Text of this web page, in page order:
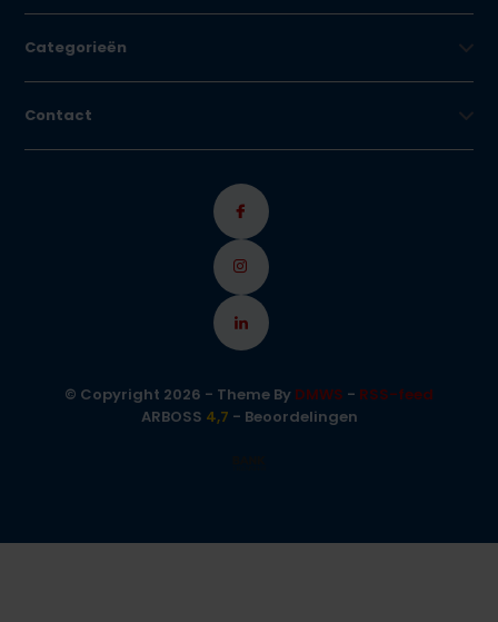
Categorieën
Contact
© Copyright 2026 - Theme By DMWS - RSS-feed
ARBOSS 4,7 - Beoordelingen